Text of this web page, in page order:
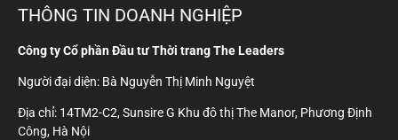
THÔNG TIN DOANH NGHIỆP
Công ty Cổ phần Đầu tư Thời trang The Leaders
Người đại diện: Bà Nguyễn Thị Minh Nguyệt
Địa chỉ: 14TM2-C2, Sunsire G Khu đô thị The Manor, Phương Định
Công, Hà Nội